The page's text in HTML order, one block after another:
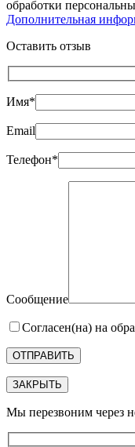
обработки
Дополнительная
Оставить отзыв
Имя*
Email
Телефон*
Сообщение
Согласен(на) на
ЗАКРЫТЬ
Мы перезвоним через